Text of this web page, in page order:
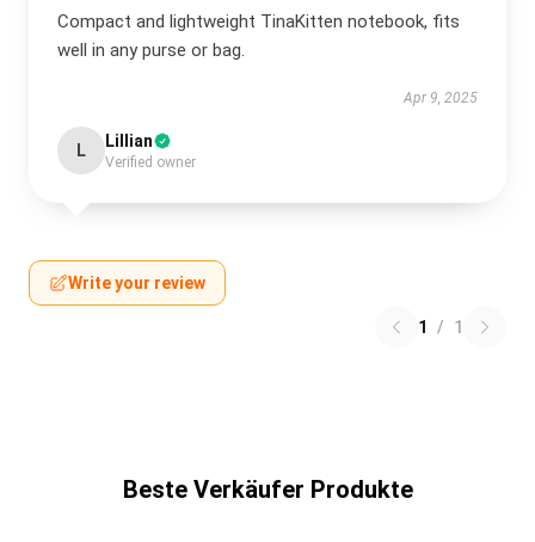
Compact and lightweight TinaKitten notebook, fits
well in any purse or bag.
Apr 9, 2025
L Lillian
Verified owner
Write your review
1 / 1
Beste Verkäufer Produkte